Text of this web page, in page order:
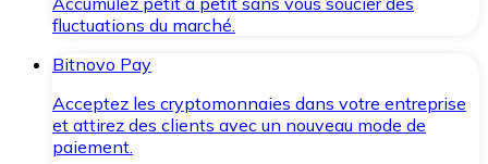
fluctuations du marché.
Bitnovo Pay
Acceptez les cryptomonnaies dans votre entreprise
et attirez des clients avec un nouveau mode de
paiement.